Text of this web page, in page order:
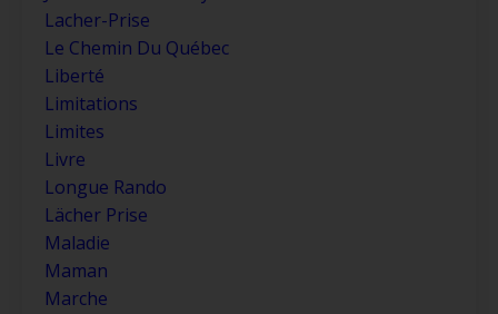
Lacher-Prise
Le Chemin Du Québec
Liberté
Limitations
Limites
Livre
Longue Rando
Lächer Prise
Maladie
Maman
Marche